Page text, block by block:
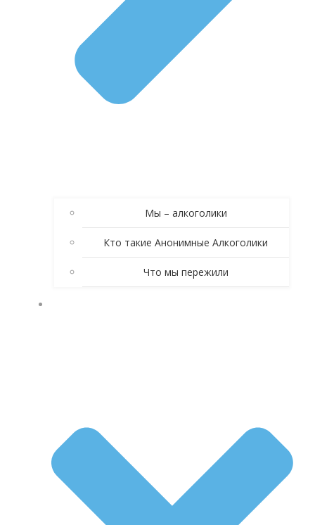
Мы – алкоголики
Кто такие Анонимные Алкоголики
Что мы пережили